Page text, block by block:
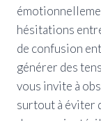
hésitations
de confusion
générer des
vous invite à
surtout à éviter